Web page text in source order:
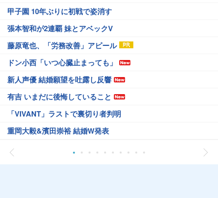
甲子園 10年ぶりに初戦で姿消す
張本智和が2連覇 妹とアベックV
藤原竜也、「労務改善」アピール
ドン小西「いつ心臓止まっても」
新人声優 結婚願望を吐露し反響
有吉 いまだに後悔していること
「VIVANT」ラストで裏切り者判明
重岡大毅&濱田崇裕 結婚W発表